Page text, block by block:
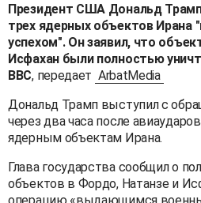
Президент США Дональд
трех ядерных объектов
успехом". Он заявил, что
Исфахан были полностью
ВВС, передает ArbatMedia
Дональд Трамп выступил с
через два часа после
ядерным объектам Ирана.
Глава государства сообщил о
объектов в Фордо, Натанзе и
операцию «выдающимся